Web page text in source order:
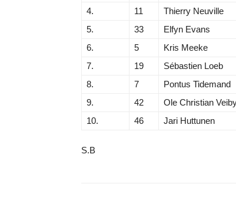
4.
11 Thierry Neuville
5.
33 Elfyn Evans
6.
5 Kris Meeke
7.
19 Sébastien Loeb
8.
7 Pontus Tidemand
9.
42 Ole Christian
10.
46 Jari Huttunen
S.B